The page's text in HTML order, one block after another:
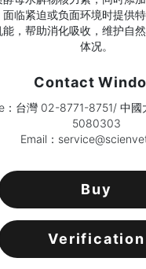
面临紧迫或负面环境时提供
能，帮助消化吸收，维护自
体况。
Contact
：台灣 02-8771-8751/ 中
5080303
Email：
Buy
Verification